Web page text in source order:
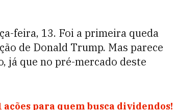
feira, 13. Foi a primeira queda
de Donald Trump. Mas parece
já que no pré-mercado deste
para quem busca dividendos!